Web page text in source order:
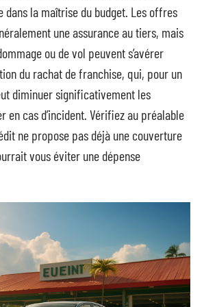
la maîtrise du budget. Les offres
une assurance au tiers, mais
ou de vol peuvent s’avérer
du rachat de franchise, qui, pour un
diminuer significativement les
en cas d’incident. Vérifiez au préalable
ne propose pas déjà une couverture
vous éviter une dépense